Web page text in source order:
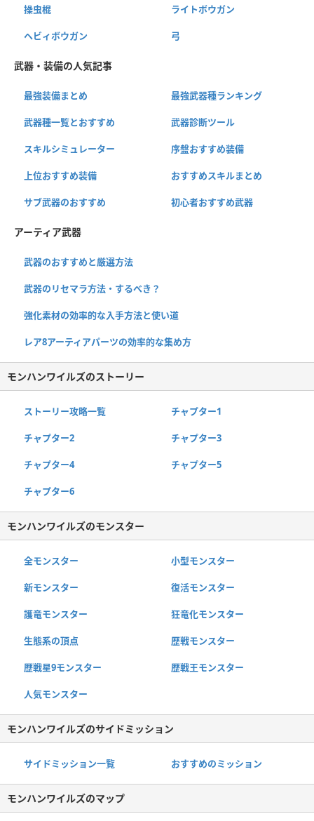
操虫棍 ライトボウガン
ヘビィボウガン 弓
武器・装備の人気記事
最強装備まとめ 最強武器種ランキング
武器種一覧とおすすめ 武器診断ツール
スキルシミュレーター 序盤おすすめ装備
上位おすすめ装備 おすすめスキルまとめ
サブ武器のおすすめ 初心者おすすめ武器
アーティア武器
武器のおすすめと厳選方法
武器のリセマラ方法・するべき？
強化素材の効率的な入手方法と使い道
レア8アーティアパーツの効率的な集め方
モンハンワイルズのストーリー
ストーリー攻略一覧 チャプター1
チャプター2 チャプター3
チャプター4 チャプター5
チャプター6
モンハンワイルズのモンスター
全モンスター 小型モンスター
新モンスター 復活モンスター
護竜モンスター 狂竜化モンスター
生態系の頂点 歴戦モンスター
歴戦星9モンスター 歴戦王モンスター
人気モンスター
モンハンワイルズのサイドミッション
サイドミッション一覧 おすすめのミッション
モンハンワイルズのマップ